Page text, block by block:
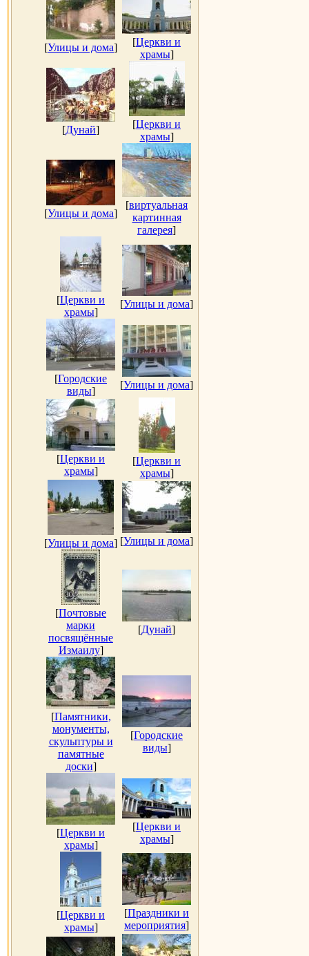
[Улицы и дома] [Церкви и
храмы]
[Дунай] [Церкви и
храмы]
[Улицы и дома]
[виртуальная
картинная
галерея]
[Церкви и
храмы]
[Улицы и дома]
[Городские
виды]
[Улицы и дома]
[Церкви и
храмы]
[Церкви и
храмы]
[Улицы и дома] [Улицы и дома]
[Почтовые
марки
посвящённые
Измаилу]
[Дунай]
[Памятники,
монументы,
скульптуры и
памятные
доски]
[Городские
виды]
[Церкви и
храмы]
[Церкви и
храмы]
[Церкви и
храмы]
[Праздники и
мероприятия]